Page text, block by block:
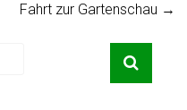
Fahrt zur Gartenschau →